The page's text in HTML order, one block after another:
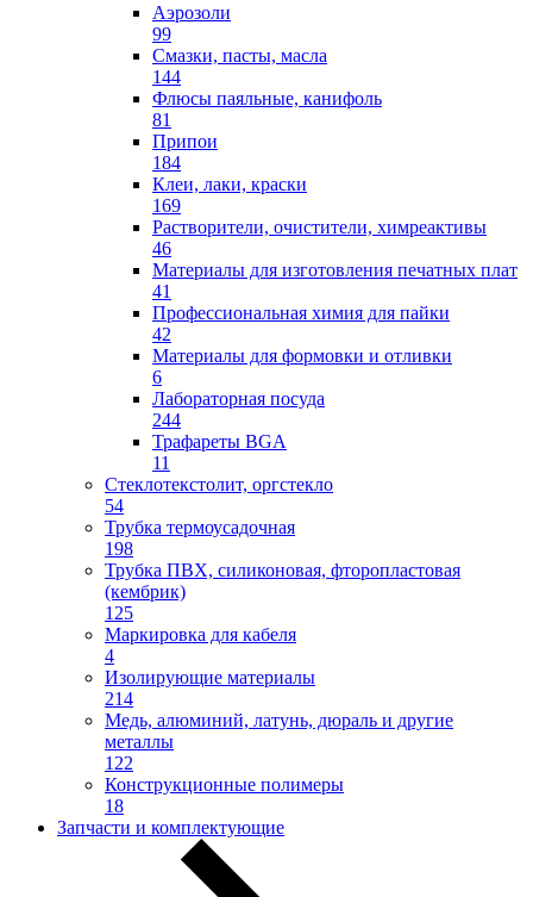
Аэрозоли
99
Смазки, пасты, масла
144
Флюсы паяльные, канифоль
81
Припои
184
Клеи, лаки, краски
169
Растворители, очистители, химреактивы
46
Материалы для изготовления печатных плат
41
Профессиональная химия для пайки
42
Материалы для формовки и отливки
6
Лабораторная посуда
244
Трафареты BGA
11
Стеклотекстолит, оргстекло
54
Трубка термоусадочная
198
Трубка ПВХ, силиконовая, фторопластовая
(кембрик)
125
Маркировка для кабеля
4
Изолирующие материалы
214
Медь, алюминий, латунь, дюраль и другие
металлы
122
Конструкционные полимеры
18
Запчасти и комплектующие